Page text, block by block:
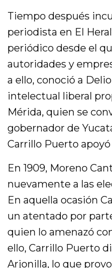
Tiempo después
periodista en El
periódico desde el
autoridades y
a ello, conoció a
intelectual liberal
Mérida, quien se
gobernador de
Carrillo Puerto
En 1909, Moreno
nuevamente a las
En aquella ocasión
un atentado por
quien lo amenazó
ello, Carrillo Puerto
Arjonilla, lo que